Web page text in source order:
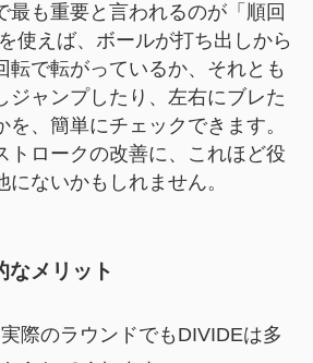
最も重要と言われるのが「順回
使えば、ボールが打ち出しから
転で転がっているか、それとも
ジャンプしたり、左右にブレた
を、簡単にチェックできます。
トロークの改善に、これほど役
にないかもしれません。
なメリット
際のラウンドでもDIVIDEは多